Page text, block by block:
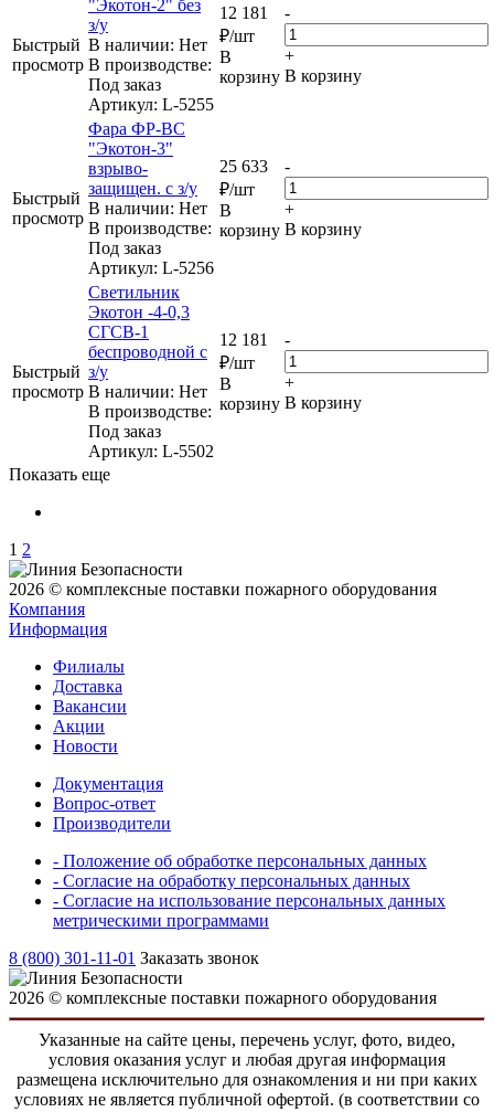
Быстрый
просмотр
"Экотон-2" без
з/у
В наличии: Нет
В производстве:
Под заказ
Артикул: L-5255
12 181
₽/шт
В
корзину
-
+
В корзину
Быстрый
просмотр
Фара ФР-ВС
"Экотон-3"
взрыво-
защищен. с з/у
В наличии: Нет
В производстве:
Под заказ
Артикул: L-5256
25 633
₽/шт
В
корзину
-
+
В корзину
Быстрый
просмотр
Светильник
Экотон -4-0,3
СГСВ-1
беспроводной с
з/у
В наличии: Нет
В производстве:
Под заказ
Артикул: L-5502
12 181
₽/шт
В
корзину
-
+
В корзину
Показать еще
1 2
2026 © комплексные поставки пожарного оборудования
Компания
Информация
Филиалы
Доставка
Вакансии
Акции
Новости
Документация
Вопрос-ответ
Производители
- Положение об обработке персональных данных
- Согласие на обработку персональных данных
- Согласие на использование персональных данных
метрическими программами
8 (800) 301-11-01 Заказать звонок
2026 © комплексные поставки пожарного оборудования
Указанные на сайте цены, перечень услуг, фото, видео,
условия оказания услуг и любая другая информация
размещена исключительно для ознакомления и ни при каких
условиях не является публичной офертой. (в соответствии со